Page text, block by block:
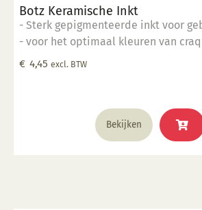
Botz Keramische Inkt
- Sterk gepigmenteerde inkt voor
- voor het optimaal kleuren van
het oppervlak
€ 4,45 excl. BTW
Bekijken